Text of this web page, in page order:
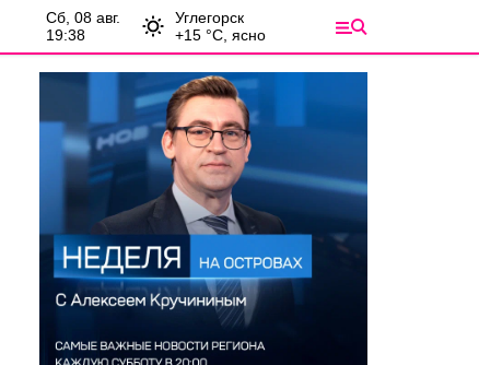
сб, 08 авг.
19:38
Углегорск
+15 °С, ясно